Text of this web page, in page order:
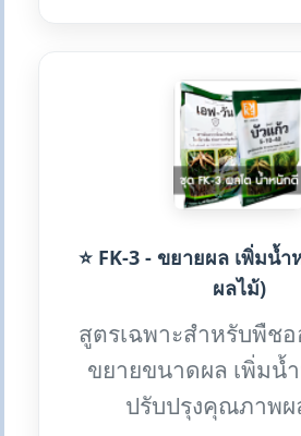
⭐ FK-3 - ขยายผล เพิ่มน้
ผลไม้)
สูตรเฉพาะสำหรับพืช
ขยายขนาดผล เพิ่มน้
ปรับปรุงคุณภาพผ